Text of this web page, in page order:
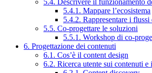
5.4. Descrivere il funzionamento
5.4.1. Mappare l’ecosistema
5.4.2. Rappresentare i
5.5. Co-progettare le soluzioni
5.5.1. Workshop di co-
6. Progettazione dei contenuti
6.1. Cos’è il content design
6.2. Ricerca utente sui contenuti